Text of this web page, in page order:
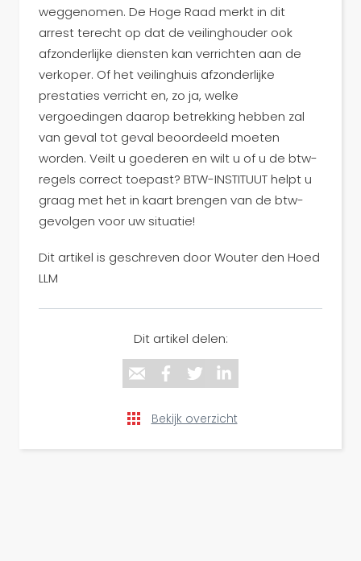
weggenomen. De Hoge Raad merkt in dit
arrest terecht op dat de veilinghouder ook
afzonderlijke diensten kan verrichten aan de
verkoper. Of het veilinghuis afzonderlijke
prestaties verricht en, zo ja, welke
vergoedingen daarop betrekking hebben zal
van geval tot geval beoordeeld moeten
worden. Veilt u goederen en wilt u of u de btw-
regels correct toepast? BTW-INSTITUUT helpt u
graag met het in kaart brengen van de btw-
gevolgen voor uw situatie!
Dit artikel is geschreven door Wouter den Hoed
LLM
Dit artikel delen:
Bekijk overzicht